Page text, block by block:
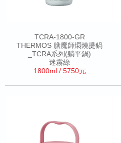
TCRA-1800-GR
THERMOS 膳魔師燜燒提鍋
_TCRA系列(躺平鍋)
迷霧綠
1800ml / 5750元